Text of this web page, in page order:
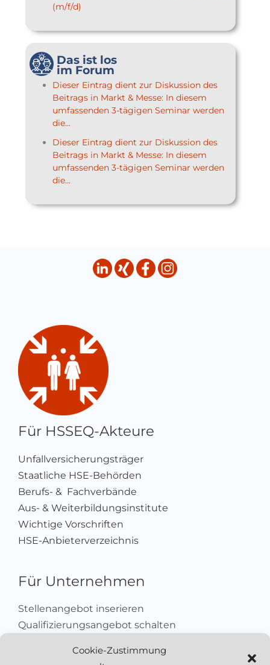
Cookie-Zustimmung
(m/f/d)
Das ist los
im Forum
Dieser Eintrag dient zur Diskussion des
Beitrags in Markt & Messe: In diesem
umfassenden 3-tägigen Seminar werden
die...
Dieser Eintrag dient zur Diskussion des
Beitrags in Markt & Messe: In diesem
umfassenden 3-tägigen Seminar werden
die...
Für HSSEQ-Akteure
Unfallversicherungsträger
Staatliche HSE-Behörden
Berufs- & Fachverbände
Aus- & Weiterbildungsinstitute
Wichtige Vorschriften
HSE-Anbieterverzeichnis
Für Unternehmen
Stellenangebot inserieren
Qualifizierungsangebot schalten